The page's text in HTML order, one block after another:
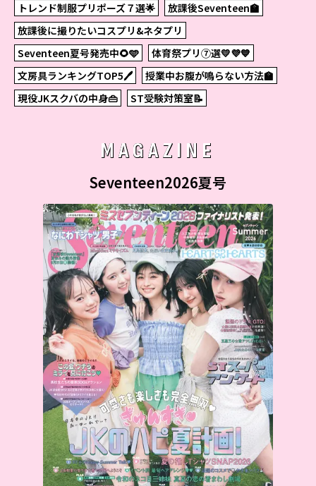
トレンド制服プリポーズ７選🌟
放課後Seventeen🏫
放課後に撮りたいコスプリ&ネタプリ
Seventeen夏号発売中🌻🩵
体育祭プリ⑦選💛💜💙
文房具ランキングTOP5🖊
授業中お腹が鳴らない方法🏫
現役JKスクバの中身👜
ST受験対策室📝
MAGAZINE
Seventeen2026夏号